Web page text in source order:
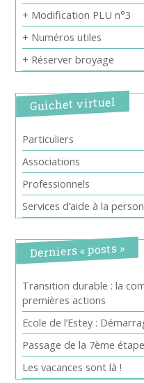
+ Modification PLU n°3
+ Numéros utiles
+ Réserver broyage
Guichet virtuel
Particuliers
Associations
Professionnels
Services d’aide à la
Derniers « posts »
Transition durable : la
premières actions
Ecole de l’Estey :
Passage de la 7ème
Les vacances sont là !